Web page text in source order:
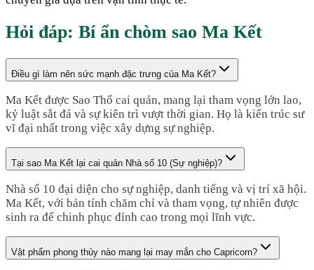
Hỏi đáp: Bí ẩn chòm sao Ma Kết
Điều gì làm nên sức mạnh đặc trưng của Ma Kết?
Ma Kết được Sao Thổ cai quản, mang lại tham vọng lớn lao,
kỷ luật sắt đá và sự kiên trì vượt thời gian. Họ là kiến trúc sư
vĩ đại nhất trong việc xây dựng sự nghiệp.
Tại sao Ma Kết lại cai quản Nhà số 10 (Sự nghiệp)?
Nhà số 10 đại diện cho sự nghiệp, danh tiếng và vị trí xã hội.
Ma Kết, với bản tính chăm chỉ và tham vọng, tự nhiên được
sinh ra để chinh phục đỉnh cao trong mọi lĩnh vực.
Vật phẩm phong thủy nào mang lại may mắn cho Capricorn?